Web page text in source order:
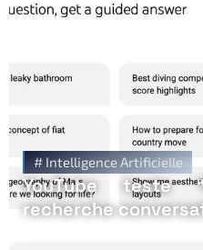
# Intelligence Artificielle
YouTube teste
recherche